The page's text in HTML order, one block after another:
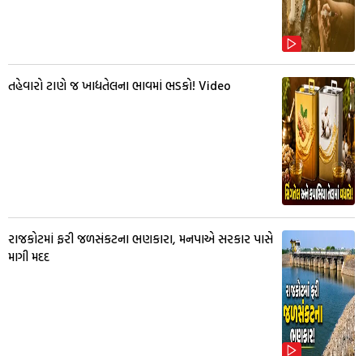
તહેવારો ટાણે જ ખાદ્યતેલના ભાવમાં ભડકો! Video
રાજકોટમાં ફરી જળસંકટના ભણકારા, મનપાએ સરકાર પાસે
માગી મદદ